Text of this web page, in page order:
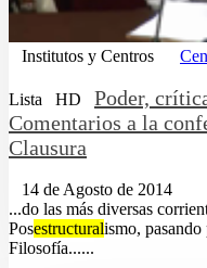
Institutos y Centros
Lista HD
Poder,
Comentarios a la
Clausura
14 de Agosto de 2014
...do las más diversas
Posestructuralismo, pasando
Filosofía......